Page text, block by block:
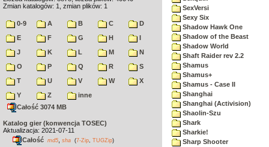
Zmian katalogów: 1, zmian plików: 1
0-9 A B C
D
E
F G H
I
J
K L M
N
O
P Q R
S
T
U V W
X
Y
Z
inne
Całość 3074 MB
Katalog gier (konwencja TOSEC)
Aktualizacja: 2021-07-11
Całość md5 sha (7-Zip TUGZip)
SexVersi
Sexy Six
Shadow Hawk One
Shadow of the Beast
Shadow World
Shaft Raider rev 2.2
Shamus
Shamus+
Shamus - Case II
Shanghai
Shanghai (Activision)
Shaolin-Szu
Shark
Sharkie!
Sharp Shooter